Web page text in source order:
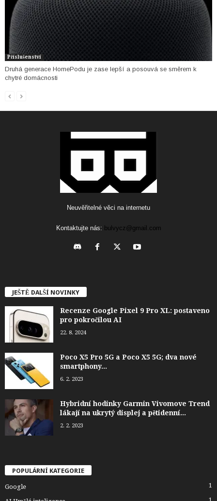
Příslušenství
Druhá generace HomePodu je zase lepší a posouvá se směrem k
chytré domácnosti
Neuvěřitelné věci na internetu
Kontaktujte nás: bulvycz@gmail.com
JEŠTĚ DALŠÍ NOVINKY
Recenze Google Pixel 9 Pro XL: postaveno
pro pokročilou AI
22. 8. 2024
Poco X5 Pro 5G a Poco X5 5G; dva nové
smartphony...
6. 2. 2023
Hybridní hodinky Garmin Vivomove Trend
lákají na ukrytý displej a pětidenní...
2. 2. 2023
POPULÁRNÍ KATEGORIE
Google 1